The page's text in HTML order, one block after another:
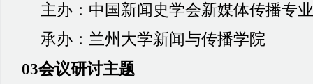
主办： 中国新闻史学会新媒体传播专
承办： 兰州大学新闻与传播学院
03会议研讨主题